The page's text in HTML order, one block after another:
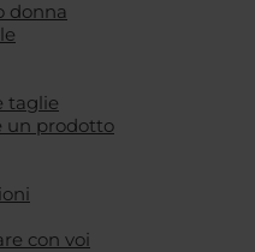
donna
taglie
un prodotto
con voi